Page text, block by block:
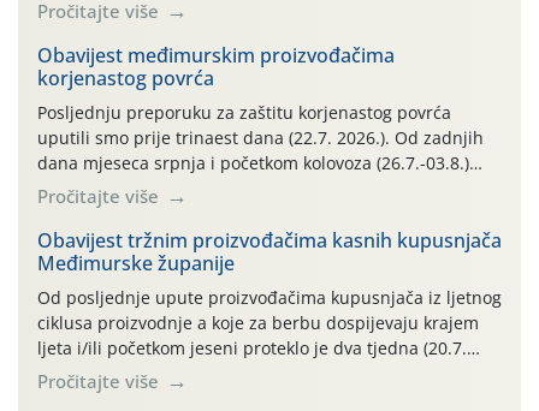
uzročnika bolesti, štetnika i fito-fagnih grinja (23.7., 14.7.,
06.7.)! Na početku ovog mjeseca je zabilježeno je
povijesno i ekstremno vruće meteorološko razdoblje, uz
najviše temperature […]
Pročitajte više
Obavijest međimurskim proizvođačima
korjenastog povrća
Posljednju preporuku za zaštitu korjenastog povrća
uputili smo prije trinaest dana (22.7. 2026.). Od zadnjih
dana mjeseca srpnja i početkom kolovoza (26.7.-03.8.)
traje izuzetno nepovoljno meteorološko razdoblje za rast
i razvoj korjenastog povrća: najviše dnevne temperature
zraka zadnjih su devet dana u rasponu 30,7°-38,0°C!
Drugi ovogodišnji “toplinski udar” naročito je izražen
zadnja četiri dana (31.7.-03.8.), […]
Pročitajte više
Obavijest tržnim proizvođačima kasnih kupusnjača
Međimurske županije
Od posljednje upute proizvođačima kupusnjača iz ljetnog
ciklusa proizvodnje a koje za berbu dospijevaju krajem
ljeta i/ili početkom jeseni proteklo je dva tjedna (20.7.
2026.). Proteklih je tjedan dana (26.7.-02.8.) obilježilo
izuzetno nepovoljno meteorološko razdoblje za rast i
Pročitajte više